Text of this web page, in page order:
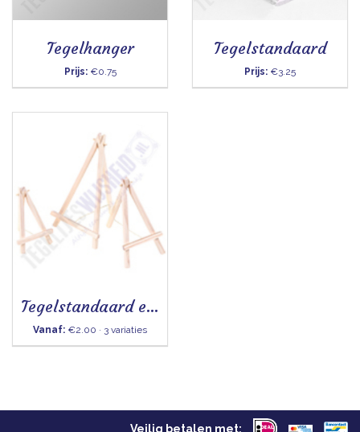
Tegelhanger
Prijs:€0.75
Tegelstandaard
Prijs: €3.25
Tegelstandaard ezel
Vanaf: €2.00 · 3 variaties
Veilig betalen met: